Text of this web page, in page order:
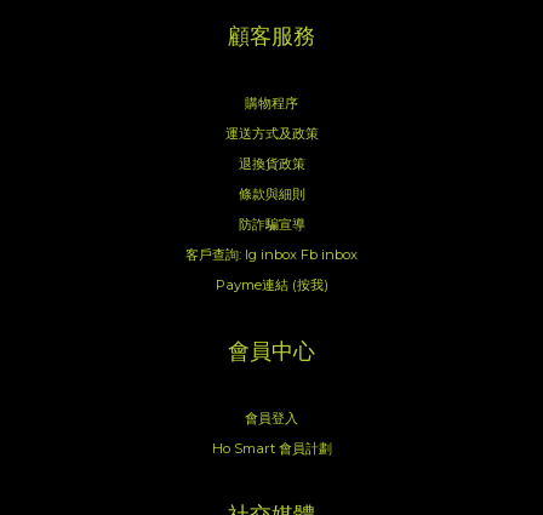
顧客服務
購物程序
運送方式及政策
退換貨政策
條款與細則
防詐騙宣導
客戶查詢: Ig inbox Fb inbox
Payme連結 (按我)
會員中心
會員登入
Ho Smart 會員計劃